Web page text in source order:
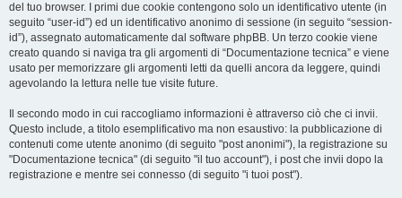
del tuo browser. I primi due cookie contengono solo un identificativo utente (in
seguito “user-id”) ed un identificativo anonimo di sessione (in seguito “session-
id”), assegnato automaticamente dal software phpBB. Un terzo cookie viene
creato quando si naviga tra gli argomenti di “Documentazione tecnica” e viene
usato per memorizzare gli argomenti letti da quelli ancora da leggere, quindi
agevolando la lettura nelle tue visite future.
Il secondo modo in cui raccogliamo informazioni è attraverso ciò che ci invii.
Questo include, a titolo esemplificativo ma non esaustivo: la pubblicazione di
contenuti come utente anonimo (di seguito "post anonimi"), la registrazione su
"Documentazione tecnica" (di seguito "il tuo account"), i post che invii dopo la
registrazione e mentre sei connesso (di seguito "i tuoi post").